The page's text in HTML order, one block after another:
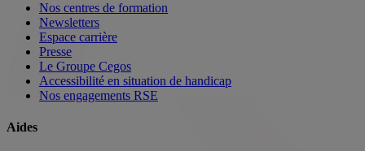
Nos centres de formation
Newsletters
Espace carrière
Presse
Le Groupe Cegos
Accessibilité en situation de handicap
Nos engagements RSE
Aides